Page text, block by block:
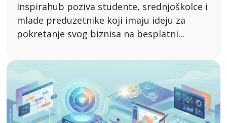
Inspirahub poziva studente, srednjoškolce i
mlade preduzetnike koji imaju ideju za
pokretanje svog biznisa na besplatni...